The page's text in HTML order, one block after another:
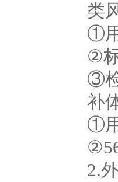
类
①
②
③
补
①
2.